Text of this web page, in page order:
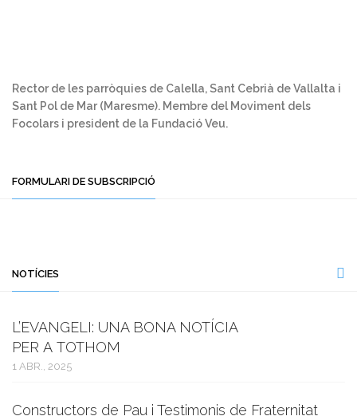
Rector de les parròquies de Calella, Sant Cebrià de Vallalta i
Sant Pol de Mar (Maresme). Membre del Moviment dels
Focolars i president de la Fundació Veu.
FORMULARI DE SUBSCRIPCIÓ
NOTÍCIES
L’EVANGELI: UNA BONA NOTÍCIA
PER A TOTHOM
1 ABR., 2025
Constructors de Pau i Testimonis de Fraternitat